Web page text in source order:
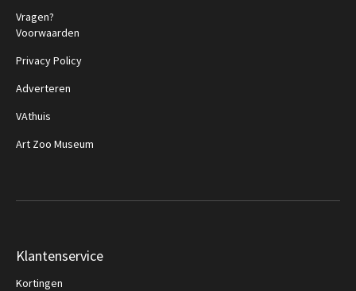
Vragen?
Voorwaarden
Privacy Policy
Adverteren
VAthuis
Art Zoo Museum
Klantenservice
Kortingen